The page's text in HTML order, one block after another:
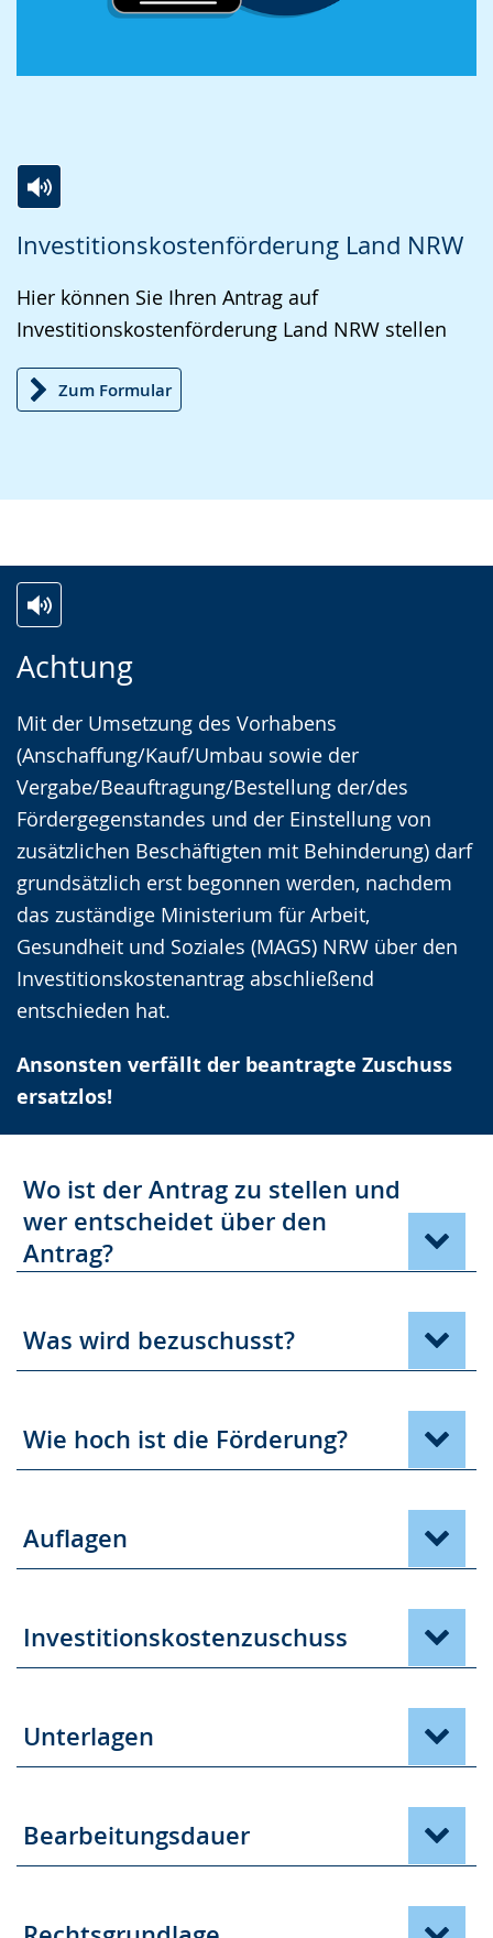
Investitionskostenförderung Land NRW
Leichten
Sprache
wechseln.
Audio-
Unterstützung.
Video
in
Deutscher
wird
angezeigt.
Hier können Sie Ihren Antrag auf
Investitionskostenförderung Land NRW stellen
Zum Formular
Achtung
Mit der Umsetzung des Vorhabens
(Anschaffung/Kauf/Umbau sowie der
Vergabe/Beauftragung/Bestellung der/des
Fördergegenstandes und der Einstellung von
zusätzlichen Beschäftigten mit Behinderung) darf
grundsätzlich erst begonnen werden, nachdem
das zuständige Ministerium für Arbeit,
Gesundheit und Soziales (MAGS) NRW über den
Investitionskostenantrag abschließend
entschieden hat.
Ansonsten verfällt der beantragte Zuschuss
ersatzlos!
Leichten
wechseln.
Audio-
Video
Deutscher
Gebärdensprache
wird
angezeigt.
Wo ist der Antrag zu stellen und
wer entscheidet über den
Antrag?
Was wird bezuschusst?
Wie hoch ist die Förderung?
Auflagen
Investitionskostenzuschuss
Unterlagen
Bearbeitungsdauer